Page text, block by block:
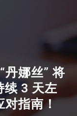
丹娜丝” 将
续 3 天左
对指南！